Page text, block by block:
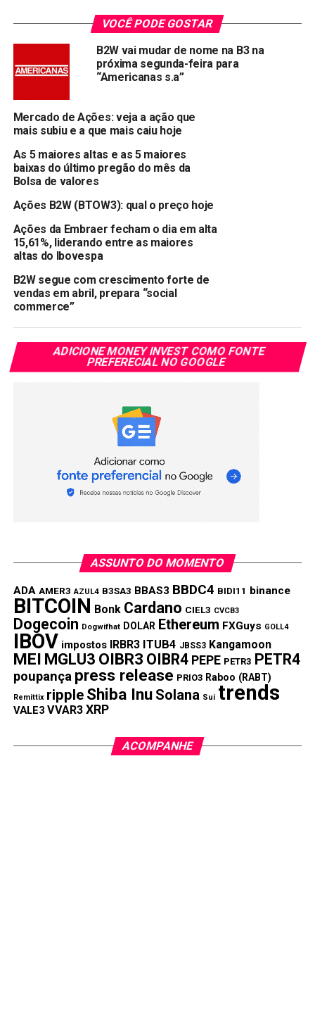
27%.
Link
WhatsApp
Twitter
Facebook
RedditEmail
TÓPICOS RELACIONADOS: BTOW3
PRÓXIMA:
BB Investimentos recomenda 2 ações do setor de
educação em junho
NÃO PERCA:
ações para captar R$ 4 bilhões
VOCÊ PODE GOSTAR
B2W vai mudar de nome na B3 na
próxima segunda-feira para
“Americanas s.a”
Mercado de Ações: veja a ação que
mais subiu e a que mais caiu hoje
As 5 maiores altas e as 5 maiores
baixas do último pregão do mês da
Bolsa de valores
Ações B2W (BTOW3): qual o preço hoje
Ações da Embraer fecham o dia em alta
15,61%, liderando entre as maiores
altas do Ibovespa
B2W segue com crescimento forte de
vendas em abril, prepara “social
commerce”
ADICIONE MONEY INVEST COMO FONTE
PREFERECIAL NO GOOGLE
ASSUNTO DO MOMENTO
ADA AMER3 AZUL4 B3SA3 BBAS3 BBDC4 BIDI11 binance
BITCOIN Bonk Cardano CIEL3 CVCB3
Dogecoin Dogwifhat DOLAR Ethereum FXGuys GOLL4
IBOV impostos IRBR3 ITUB4 JBSS3 Kangamoon
MEI MGLU3 OIBR3 OIBR4 PEPE PETR3 PETR4
poupança press release PRIO3 Raboo (RABT)
Remittix ripple Shiba Inu Solana Sui trends
VALE3 VVAR3 XRP
ACOMPANHE